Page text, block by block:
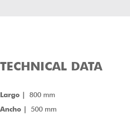
TECHNICAL DATA
Largo |
800 mm
Ancho |
500 mm